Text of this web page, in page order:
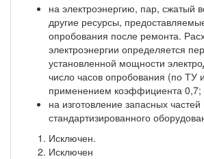
на электроэнергию, пар, сжатый
другие ресурсы,
опробования после ремонта.
электроэнергии определяется
установленной мощности
число часов опробования (по ТУ
применением коэффициента 0,7;
на изготовление запасных
стандартизированного
Исключен.
Исключен